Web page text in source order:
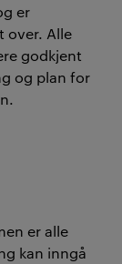
er
over. Alle
godkjent
og plan for
er alle
kan inngå